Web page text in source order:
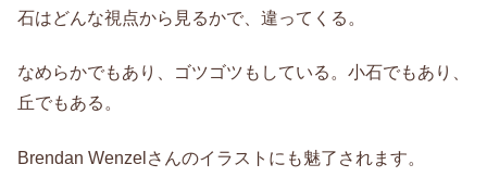
石はどんな視点から見るかで、違ってくる。
なめらかでもあり、ゴツゴツもしている。小石でもあり、
丘でもある。
Brendan Wenzelさんのイラストにも魅了されます。